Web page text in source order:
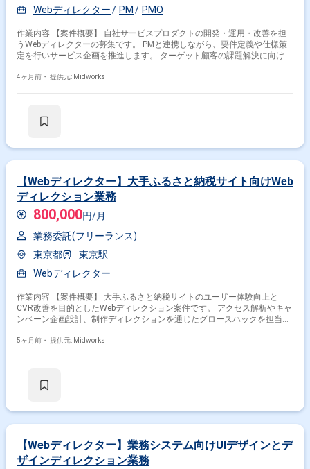
Webディレクター
PM PMO
作業内容 【案件概要】 自社サービスプロダクトの開発・運用・改善を担
うWebディレクターの募集です。 PMと連携しながら、要件定義や仕様策
定を行いサービス企画を推進します。 ターゲット顧客の課題解決に向けた
を担い、スケジュール通りの開発推進を支援します。 サービスの成長に向
び運用支援
4ヶ月前・ 提供元: Midworks
【Webディレクター】大手ふるさと納税サイト向けWeb
ディレクション業務
800,000円/月
業務委託(フリーランス)
東京都
東京駅
Webディレクター
作業内容 【案件概要】 大手ふるさと納税サイトのユーザー体験向上と
CVR改善を目的としたWebディレクション案件です。 アクセス解析やキャ
ンペーン企画設計、制作ディレクションを通じたグロースハックを担当し
ど、デジタルマーケティング領域全般に携わります。 BtoC向け大規模サ
ーザー向け施策やコミュニケーション設計 ・CVR向上のための施策実行と
5ヶ月前・ 提供元: Midworks
【Webディレクター】業務システム向けUIデザインとデ
ザインディレクション業務